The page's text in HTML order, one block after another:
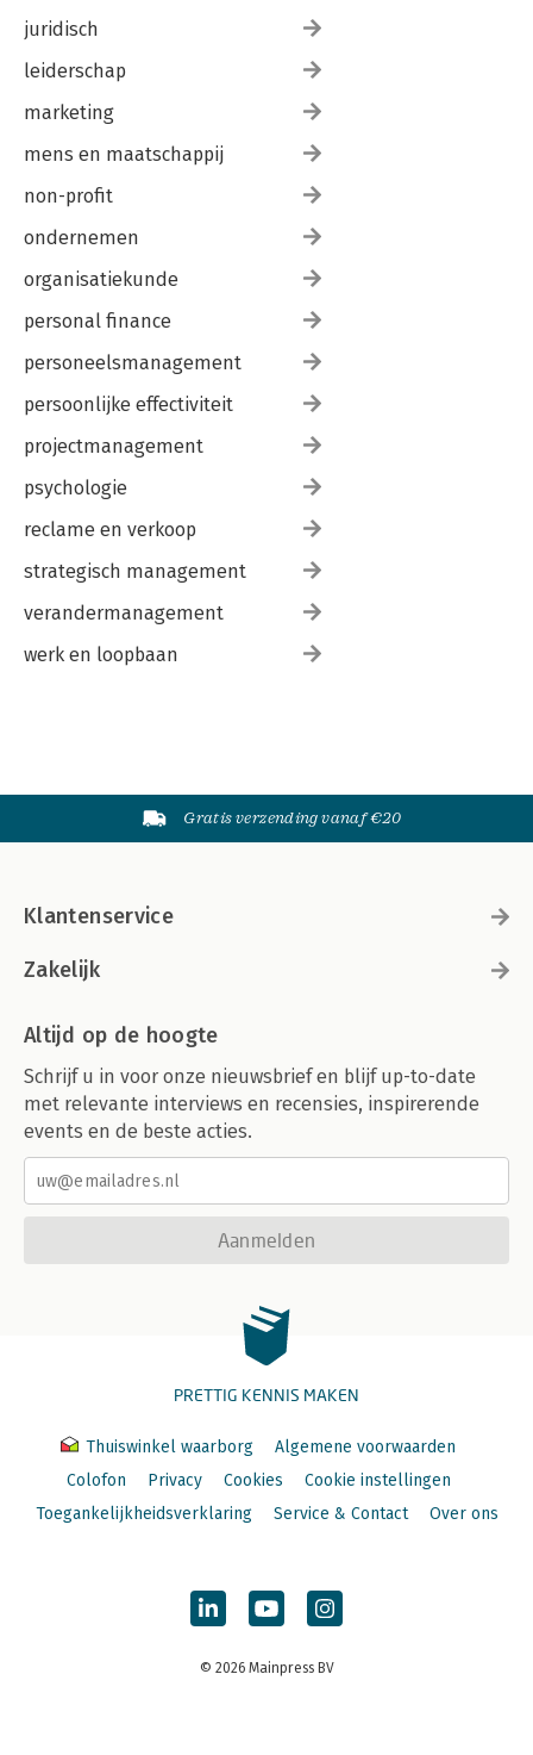
juridisch
leiderschap
marketing
mens en maatschappij
non-profit
ondernemen
organisatiekunde
personal finance
personeelsmanagement
persoonlijke effectiviteit
projectmanagement
psychologie
reclame en verkoop
strategisch management
verandermanagement
werk en loopbaan
Gratis verzending vanaf €20
Klantenservice
Zakelijk
Altijd op de hoogte
Schrijf u in voor onze nieuwsbrief en blijf up-to-date
met relevante interviews en recensies, inspirerende
events en de beste acties.
Aanmelden
PRETTIG KENNIS MAKEN
Thuiswinkel waarborg
Algemene voorwaarden
Colofon
Privacy Cookies
Cookie instellingen
Toegankelijkheidsverklaring
Service & Contact Over ons
© 2026 Mainpress BV